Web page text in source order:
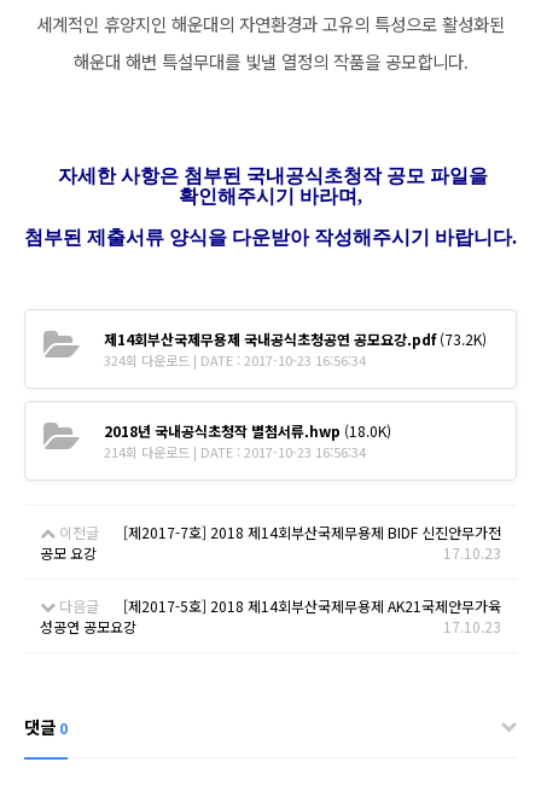
세계적인 휴양지인 해운대의 자연환경과 고유의 특성으로 활성화된
해운대 해변 특설무대를 빛낼 열정의 작품을 공모합니다.
자세한 사항은 첨부된 국내공식초청작 공모 파일을
확인해주시기 바라며,
첨부된 제출서류 양식을 다운받아 작성해주시기 바랍니다.
제14회부산국제무용제 국내공식초청공연 공모요강.pdf(73.2K)
324회 다운로드 | DATE : 2017-10-23 16:56:34
2018년 국내공식초청작 별첨서류.hwp (18.0K)
214회 다운로드 | DATE : 2017-10-23 16:56:34
이전글
[제2017-7호] 2018 제14회부산국제무용제 BIDF 신진안무가전
공모 요강
17.10.23
다음글
[제2017-5호] 2018 제14회부산국제무용제 AK21국제안무가육
성공연 공모요강
17.10.23
댓글 0